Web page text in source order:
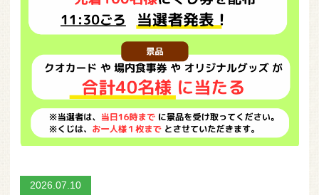
2026.07.10